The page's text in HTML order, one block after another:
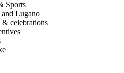
Sports
Lugano
& celebrations